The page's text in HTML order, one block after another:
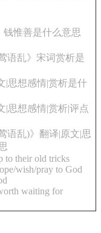
钱惟善是什么意思
语乱》宋词赏析是
|思想感情|赏析是什
|思想感情|赏析|评点
语乱)》翻译|原文|思
to their old tricks
wish/pray to God
waiting for